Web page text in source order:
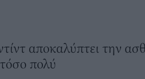
αποκαλύπτει την
πολύ